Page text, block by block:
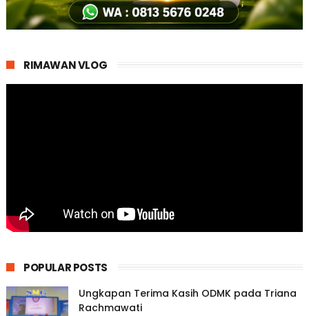
RIMAWAN VLOG
POPULAR POSTS
Ungkapan Terima Kasih ODMK pada Triana
Rachmawati